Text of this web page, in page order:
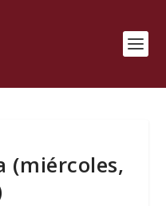
(miércoles,